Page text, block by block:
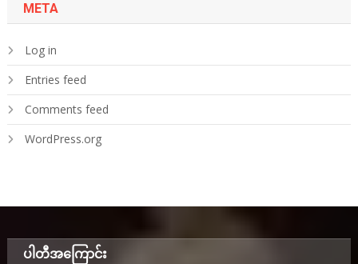
META
Log in
Entries feed
Comments feed
WordPress.org
ပါတီအ‌ကြောင်း